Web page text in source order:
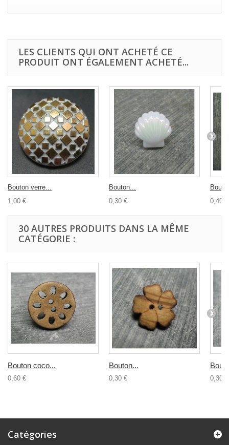
LES CLIENTS QUI ONT ACHETÉ CE
PRODUIT ONT ÉGALEMENT ACHETÉ...
Bouton verre...
1,00 €
Bouton...
0,30 €
0,40 €
30 AUTRES PRODUITS DANS LA MÊME
CATÉGORIE :
Bouton coco...
0,60 €
Bouton...
0,30 € 0,30 €
Catégories